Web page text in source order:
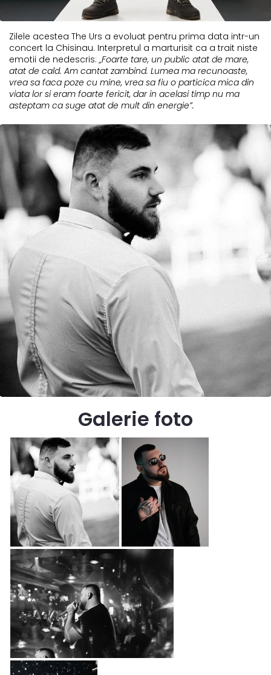
Zilele acestea The Urs a evoluat pentru prima data intr-un
concert la Chisinau. Interpretul a marturisit ca a trait niste
emotii de nedescris:„Foarte tare, un public atat de mare,
atat de cald. Am cantat zambind. Lumea ma recunoaste,
vrea sa faca poze cu mine, vrea sa fiu o particica mica din
viata lor si eram foarte fericit, dar in acelasi timp nu ma
asteptam ca suge atat de mult din energie”.
Galerie foto